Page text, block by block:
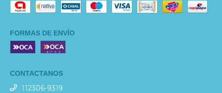
FORMAS DE ENVÍO
CONTACTANOS
112306-9319